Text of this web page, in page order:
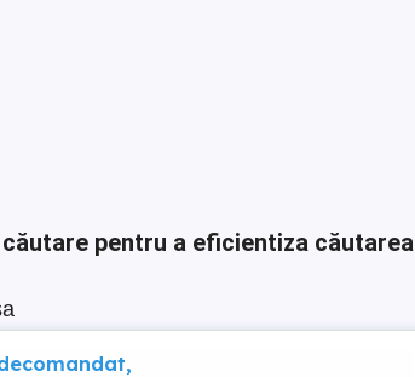
pentru a eficientiza căutarea